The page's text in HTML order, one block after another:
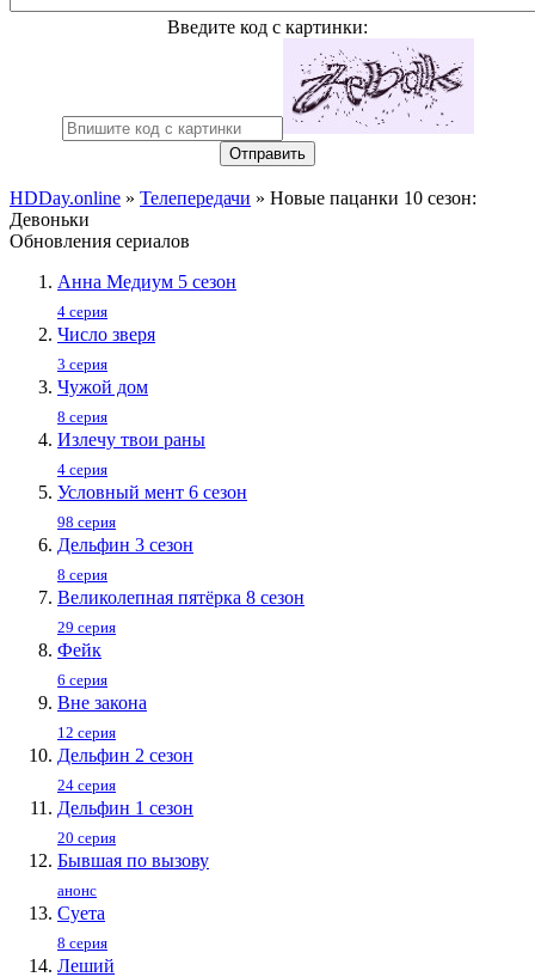
Введите код с картинки:
Отправить
HDDay.online » Телепередачи » Новые пацанки 10 сезон:
Девоньки
Обновления сериалов
Анна Медиум 5 сезон
4 серия
Число зверя
3 серия
Чужой дом
8 серия
Излечу твои раны
4 серия
Условный мент 6 сезон
98 серия
Дельфин 3 сезон
8 серия
Великолепная пятёрка 8 сезон
29 серия
Фейк
6 серия
Вне закона
12 серия
Дельфин 2 сезон
24 серия
Дельфин 1 сезон
20 серия
Бывшая по вызову
анонс
Суета
8 серия
Леший